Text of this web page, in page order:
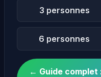
3 personnes
6 personnes
← Guide complet